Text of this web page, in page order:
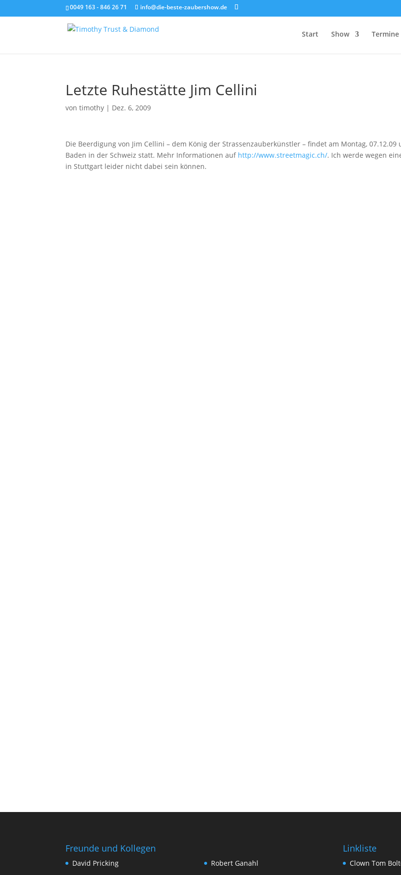
0049 163 - 846 26 71 info@die-beste-zaubershow.de
Start Show Termine
Letzte Ruhestätte Jim Cellini
vontimothy | Dez. 6, 2009
Die Beerdigung von Jim Cellini – dem König der Strassenzauberkünstler – findet am Montag, 07.12.09
Baden in der Schweiz statt. Mehr Informationen auf http://www.streetmagic.ch/. Ich werde wegen
in Stuttgart leider nicht dabei sein können.
Freunde und Kollegen
David Pricking
Robert Ganahl
Linkliste
Clown Tom